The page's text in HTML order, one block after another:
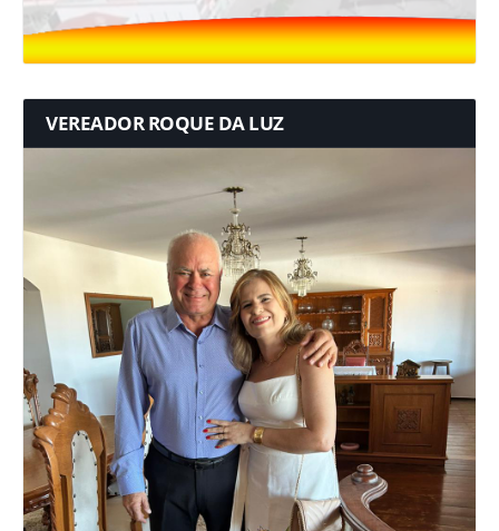
VEREADOR ROQUE DA LUZ